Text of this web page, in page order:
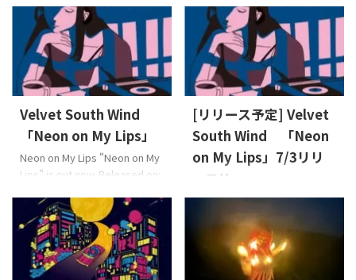
Music: 三浦 誠司Arrange:
HIEDA About the Music Natsu
no Filmの最新シングル「Place
in the Sun」は、明るく穏やか
でPOPなR&Bナンバー。やわら
かな日差しのようにリスナー
を包み込み、本来の自分らし
さや素直な感情を取り戻す大
切さを優しく描きます。軽やか
なサウンドとLeo ...
Information Natsu no Filmがシ
ングル「Place in the Sun」を7
月17日に配信リリースしま
す！やわらかな日差しのよう
に包み込む、心地よいPOP
R&B。忙しい毎日の中で、少し
だけ肩の力を抜けるような楽
曲になっています。ぜひ楽しみ
にお待ちください
Lyrics: 三
浦 誠司Music: 三浦 誠司
Arrange: HIEDA About the
ングル「Place in the Sun」
は、明るく穏やかでPOPなR&
Velvet South Wind
「Neon on My Lips」
Neon on My Lips "Neon on My
Lips" is out now. Released on:
Nao, 溝下 創Arrange: 溝下 創
About the Music 「大人の恋
愛」というけれど、恋をすれば
大人になることがない。泣い
たり、駄々をこねたり――。本作
[リリース予定] Velvet
South Wind 「Neon
on My Lips」7/3リリ
ース!!
Information Velvet South Wind
が1stシングル「Neon on My
Lips」を7月3日に配信リリース
します！都会的でクールでソ
ウルフルなナンバーに仕上が